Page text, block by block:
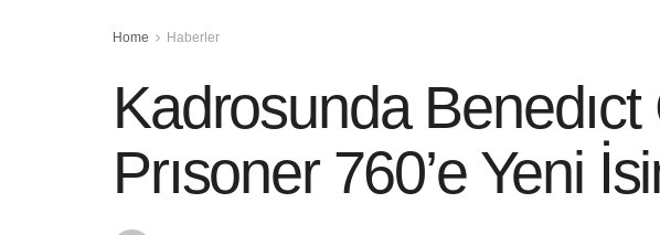
Home Haberler
Kadrosunda
Prısoner 760’e Yeni